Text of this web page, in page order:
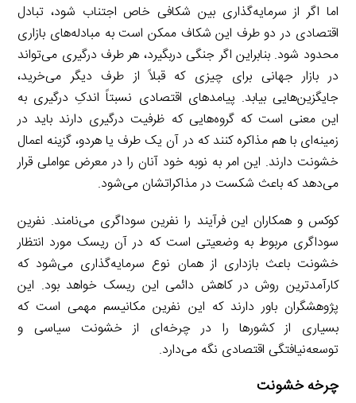
اما اگر از سرمایه‌گذاری بین شکافی خاص اجتناب شود، تبادل
اقتصادی در دو طرف این شکاف ممکن است به مبادله‌های بازاری
محدود شود. بنابراین اگر جنگی دربگیرد، هر طرف درگیری می‌تواند
در بازار جهانی برای چیزی که قبلاً از طرف دیگر می‌خرید،
جایگزین‌هایی بیابد. پیامدهای اقتصادی نسبتاً اندکِ درگیری به
این معنی است که گروه‌هایی که ظرفیت درگیری دارند باید در
زمینه‌ای با هم مذاکره کنند که در آن یک طرف یا هردو، گزینه اعمال
خشونت دارند. این امر به نوبه خود آنان را در معرض عواملی قرار
می‌دهد که باعث شکست در مذاکراتشان می‌شود.
کوکس و همکاران این فرآیند را نفرین سوداگری می‌نامند. نفرین
سوداگری مربوط به وضعیتی است که در آن ریسک مورد انتظار
خشونت باعث بازداری از همان نوع سرمایه‌گذاری می‌شود که
کارآمدترین روش در کاهش دائمی این ریسک خواهد بود. این
پژوهشگران باور دارند که این نفرین مکانیسم مهمی است که
بسیاری از کشورها را در چرخه‌ای از خشونت سیاسی و
توسعه‌نیافتگی اقتصادی نگه می‌دارد.
چرخه خشونت